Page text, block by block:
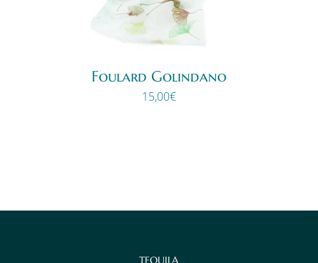
Foulard Golindano
15,00€
TEQUILA